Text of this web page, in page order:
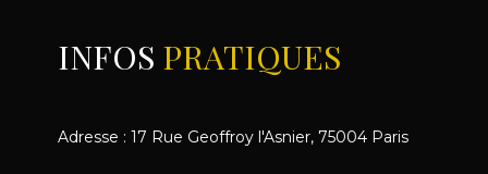
INFOS PRATIQUES
Adresse : 17 Rue Geoffroy l'Asnier, 75004 Paris